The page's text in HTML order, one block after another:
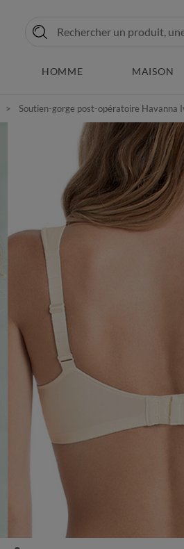
HOMME MAISON
Soutien-gorge post-opératoire Havanna